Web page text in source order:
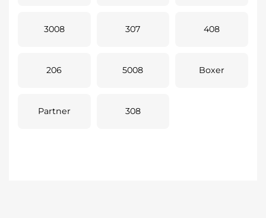
3008 307 408
206 5008 Boxer
Partner 308